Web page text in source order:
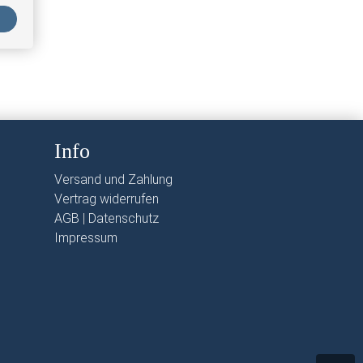
Info
Versand und Zahlung
Vertrag widerrufen
AGB | Datenschutz
Impressum